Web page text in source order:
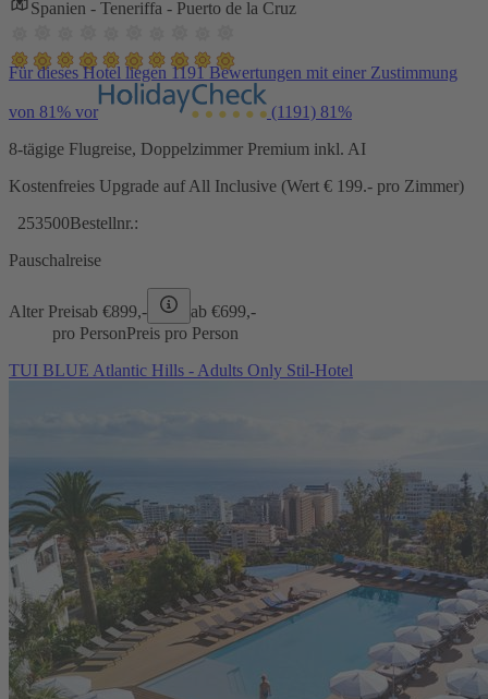
Spanien - Teneriffa - Puerto de la Cruz
Für dieses Hotel liegen 1191 Bewertungen mit einer Zustimmung
von 81% vor (1191) 81%
8-tägige Flugreise, Doppelzimmer Premium inkl. AI
Kostenfreies Upgrade auf All Inclusive (Wert € 199.- pro Zimmer)
253500Bestellnr.:
Pauschalreise
Alter Preisab €899,- ab €699,-
pro PersonPreis pro Person
TUI BLUE Atlantic Hills - Adults Only Stil-Hotel